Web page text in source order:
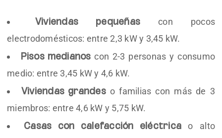
Viviendas pequeñas con pocos
electrodomésticos: entre 2,3 kW y 3,45 kW.
Pisos medianos con 2-3 personas y consumo
medio: entre 3,45 kW y 4,6 kW.
Viviendas grandeso familias con más de 3
miembros: entre 4,6 kW y 5,75 kW.
Casas con calefacción eléctrica o alto